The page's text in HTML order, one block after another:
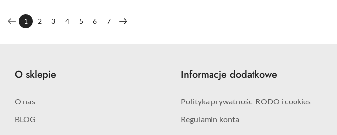
1 2 3 4 5 6 7
O sklepie
O nas
BLOG
Informacje dodatkowe
Polityka prywatności RODO i cookies
Regulamin konta